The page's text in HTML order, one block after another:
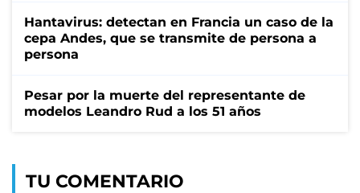
Hantavirus: detectan en Francia un caso de la
cepa Andes, que se transmite de persona a
persona
Pesar por la muerte del representante de
modelos Leandro Rud a los 51 años
TU COMENTARIO